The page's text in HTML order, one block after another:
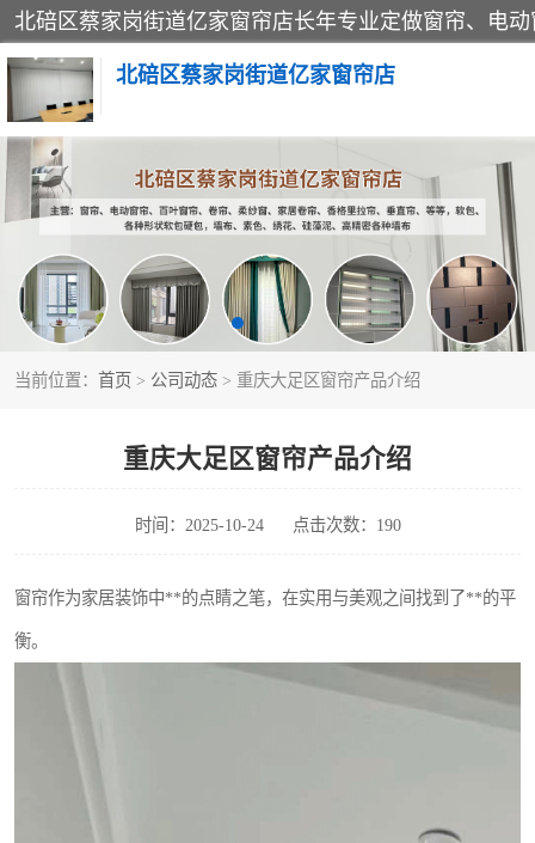
北碚区蔡家岗街道亿家窗帘店
当前位置： 首页 > 公司动态 > 重庆大足区窗帘产品介绍
重庆大足区窗帘产品介绍
时间：2025-10-24 点击次数：190
窗帘作为家居装饰中**的点睛之笔，在实用与美观之间找到了**的平
衡。
软包硬包
窗帘